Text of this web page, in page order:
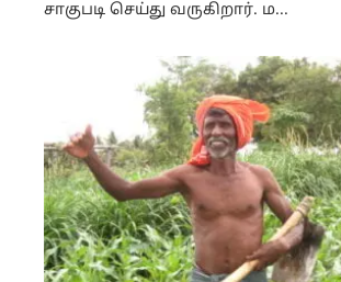
சாகுபடி செய்து வருகிறார். ம...